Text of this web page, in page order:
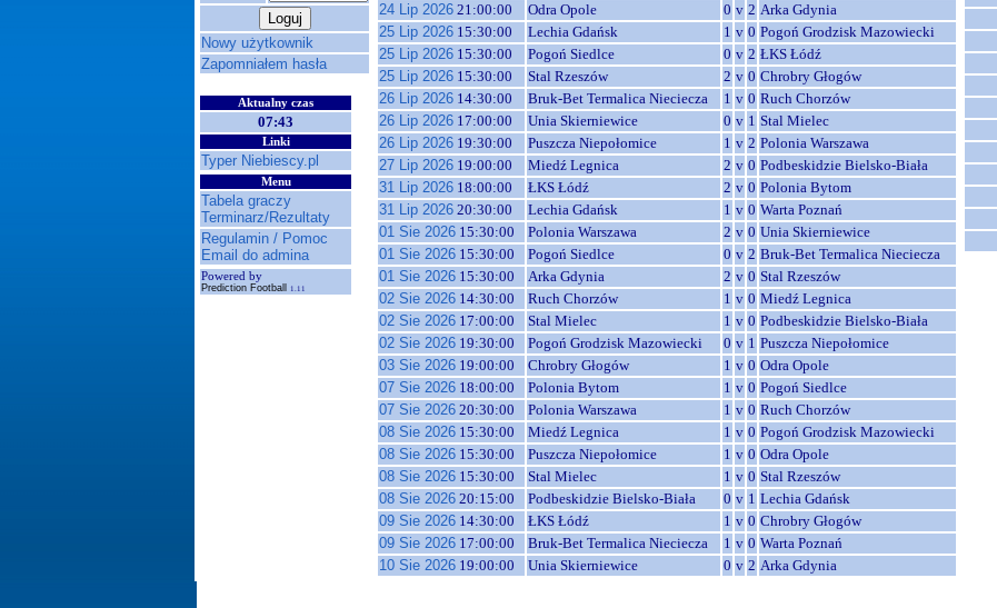
Nowy użytkownik
Zapomniałem hasła
Aktualny czas
07:43
Linki
Typer Niebiescy.pl
Menu
Tabela graczy
Terminarz/Rezultaty
Regulamin / Pomoc
Email do admina
Powered by
Prediction Football 1.11
24 Lip 2026 21:00:00 Odra Opole 0 v 2 Arka Gdynia
25 Lip 2026 15:30:00 Lechia Gdańsk 1 v 0 Pogoń Grodzisk Mazowiecki
25 Lip 2026 15:30:00 Pogoń Siedlce 0 v 2 ŁKS Łódź
25 Lip 2026 15:30:00 Stal Rzeszów 2 v 0 Chrobry Głogów
26 Lip 2026 14:30:00 Bruk-Bet Termalica Nieciecza 1 v 0 Ruch Chorzów
26 Lip 2026 17:00:00 Unia Skierniewice 0 v 1 Stal Mielec
26 Lip 2026 19:30:00 Puszcza Niepołomice 1 v 2 Polonia Warszawa
27 Lip 2026 19:00:00 Miedź Legnica 2 v 0 Podbeskidzie Bielsko-Biała
31 Lip 2026 18:00:00 ŁKS Łódź 2 v 0 Polonia Bytom
31 Lip 2026 20:30:00 Lechia Gdańsk 1 v 0 Warta Poznań
01 Sie 2026 15:30:00 Polonia Warszawa 2 v 0 Unia Skierniewice
01 Sie 2026 15:30:00 Pogoń Siedlce 0 v 2 Bruk-Bet Termalica Nieciecza
01 Sie 2026 15:30:00 Arka Gdynia 2 v 0 Stal Rzeszów
02 Sie 2026 14:30:00 Ruch Chorzów 1 v 0 Miedź Legnica
02 Sie 2026 17:00:00 Stal Mielec 1 v 0 Podbeskidzie Bielsko-Biała
02 Sie 2026 19:30:00 Pogoń Grodzisk Mazowiecki 0 v 1 Puszcza Niepołomice
03 Sie 2026 19:00:00 Chrobry Głogów 1 v 0 Odra Opole
07 Sie 2026 18:00:00 Polonia Bytom 1 v 0 Pogoń Siedlce
07 Sie 2026 20:30:00 Polonia Warszawa 1 v 0 Ruch Chorzów
08 Sie 2026 15:30:00 Miedź Legnica 1 v 0 Pogoń Grodzisk Mazowiecki
08 Sie 2026 15:30:00 Puszcza Niepołomice 1 v 0 Odra Opole
08 Sie 2026 15:30:00 Stal Mielec 1 v 0 Stal Rzeszów
08 Sie 2026 20:15:00 Podbeskidzie Bielsko-Biała 0 v 1 Lechia Gdańsk
09 Sie 2026 14:30:00 ŁKS Łódź 1 v 0 Chrobry Głogów
09 Sie 2026 17:00:00 Bruk-Bet Termalica Nieciecza 1 v 0 Warta Poznań
10 Sie 2026 19:00:00 Unia Skierniewice 0 v 2 Arka Gdynia